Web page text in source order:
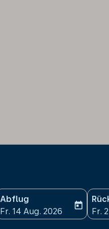
Abflug
fc-booking-departure-
Fr. 14 Aug. 2026
today
fc-
Fr.